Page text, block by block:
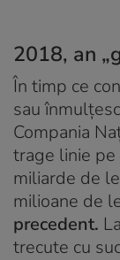
2018, an
În timp ce
sau
Compania
trage linie
miliarde de
milioane de
precedent.
trecute cu